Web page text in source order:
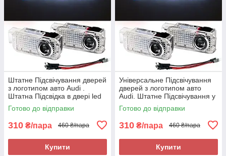
Штатне Підсвічування дверей
з логотипом авто Audi .
Штатна Підсвідка в двері led
Ауді
Готово до відправки
310 ₴/пара 460 ₴/пара
Купити
Універсальне Підсвічування
дверей з логотипом авто
Audi. Штатне Підсвічування у
двері LED Ауді
Готово до відправки
310 ₴/пара 460 ₴/пара
Купити